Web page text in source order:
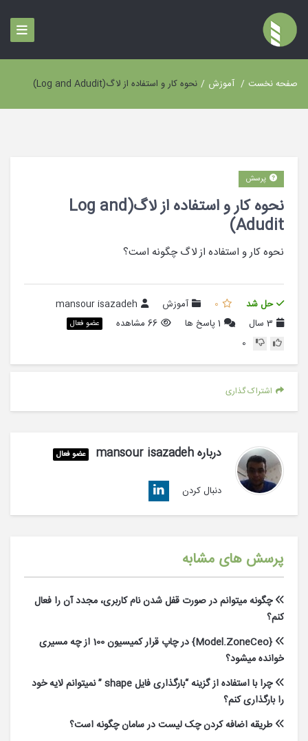
صفحه نخست / آموزش / نحوه کار و استفاده از لاگ(Log and Adudit)
نحوه کار و استفاده از لاگ(Log and
Adudit)
پرسش
نحوه کار و استفاده از لاگ چگونه است؟
حل شد 0 آموزش
mansour isazadeh
3 سال
1 پاسخ ها 66 مشاهده عضو فعال
0
اشتراک گذاری
دربارهmansour isazadeh عضو فعال
دنبال کردن
پرسش های مشابه
چگونه میتوانم در صورت قفل شدن نام کاربری، مجدد آن را فعال
کنم؟
{Model.ZoneCeo} در چاپ قرار کمیسیون 100 از چه مسیری
خوانده میشود؟
چرا با استفاده از گزینه “بارگذاری فایل shape ” نمیتوانم لایه خود
را بارگذاری کنم؟
طریقه اضافه کردن چک لیست در سامان چگونه است؟